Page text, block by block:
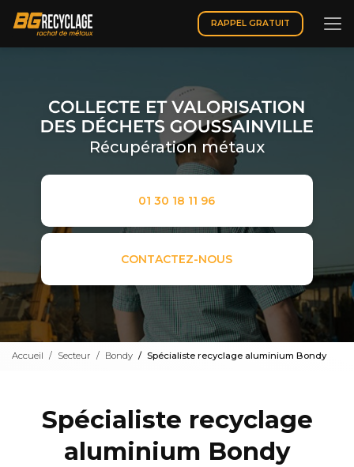
contenu
principal
RAPPEL GRATUIT
Récupération métaux
01 30 18 11 96
CONTACTEZ-NOUS
Accueil Secteur Bondy Spécialiste recyclage aluminium Bondy
Spécialiste recyclage
aluminium Bondy